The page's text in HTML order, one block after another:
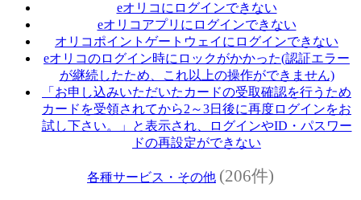
eオリコにログインできない
eオリコアプリにログインできない
オリコポイントゲートウェイにログインできない
eオリコのログイン時にロックがかかった(認証エラー
が継続したため、これ以上の操作ができません)
「お申し込みいただいたカードの受取確認を行うため
カードを受領されてから2～3日後に再度ログインをお
試し下さい。」と表示され、ログインやID・パスワー
ドの再設定ができない
各種サービス・その他 (206件)